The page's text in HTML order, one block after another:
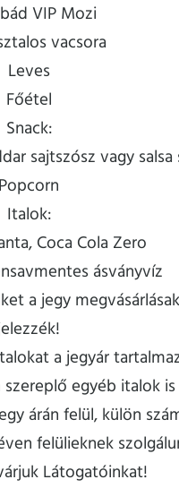
VIP Mozi
vacsora
Leves
Főétel
Snack:
sajtszósz vagy salsa
Popcorn
Italok:
Coca Cola Zero
ásványvíz
a jegy
a jegyár
egyéb italok
árán felül, külön
felülieknek
Látogatóinkat!